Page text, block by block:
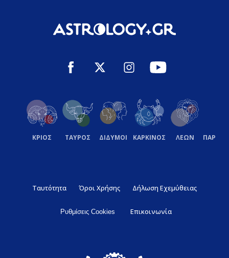
ΚΡΙΟΣ ΤΑΥΡΟΣ ΔΙΔΥΜΟΙ ΚΑΡΚΙΝΟΣ ΛΕΩΝ
Ταυτότητα Όροι Χρήσης Δήλωση Εχεμύθειας
Ρυθμίσεις Cookies Επικοινωνία